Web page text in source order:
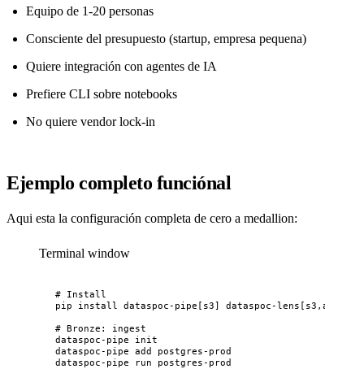
Equipo de 1-20 personas
Consciente del presupuesto (startup, empresa pequena)
Quiere integración con agentes de IA
Prefiere CLI sobre notebooks
No quiere vendor lock-in
Ejemplo completo funciónal
Aqui esta la configuración completa de cero a medallion:
Terminal window
# Install
pip
install dataspoc-pipe[s3]
dataspoc-lens[s3,ai]
# Bronze: ingest
dataspoc-pipe
init
dataspoc-pipe add
postgres-prod
dataspoc-pipe
run
postgres-prod